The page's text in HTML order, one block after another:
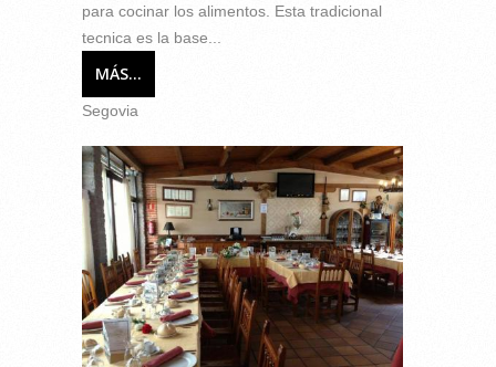
para cocinar los alimentos. Esta tradicional
tecnica es la base...
MÁS...
Segovia